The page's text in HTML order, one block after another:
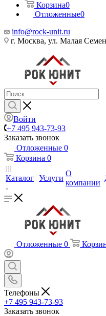
Корзина0
Отложенные0
info@rock-unit.ru
г. Москва, ул. Малая
Войти
+7 495 943-73-93
Заказать звонок
Отложенные 0
Корзина 0
Каталог Услуги
О
компании
Отложенные 0
Телефоны
+7 495 943-73-93
Заказать звонок